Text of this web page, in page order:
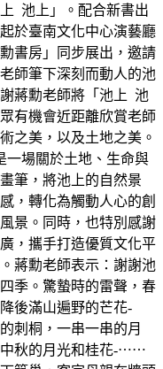
池上」。配合新書出
於臺南文化中心演藝廳
書房」同步展出，邀請
師筆下深刻而動人的池
蔣勳老師將「池上 池
有機會近距離欣賞老師
之美，以及土地之美。
一場關於土地、生命與
筆，將池上的自然景
，轉化為觸動人心的創
景。同時，也特別感謝
，攜手打造優質文化平
蔣勳老師表示：謝謝池
季。驚蟄時的雷聲，春
後滿山遍野的芒花-
刺桐，一串一串的月
中秋的月光和桂花-⋯⋯